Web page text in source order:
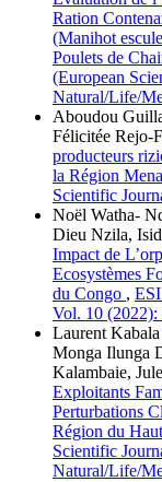
Ration
(Manihot
Poulets de
(European
Natural/Life/
Aboudou
Félicitée Rejo-
producteurs
la Région
Scientific
Noël Watha-
Dieu Nzila,
Impact de
Ecosystèmes
du Congo ,
Vol. 10 (2022):
Laurent
Monga Ilunga
Kalambaie,
Exploitants
Perturbations
Région du
Scientific
Natural/Life/